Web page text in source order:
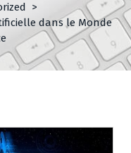
>
dans le Monde